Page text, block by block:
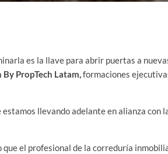
es la llave para abrir puertas a
PropTech Latam,formaciones
estamos llevando adelante en alianza con
el profesional de la correduría